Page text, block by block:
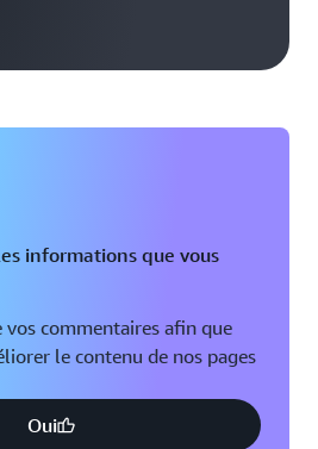
informations que vous
vos commentaires afin que
le contenu de nos pages
Oui